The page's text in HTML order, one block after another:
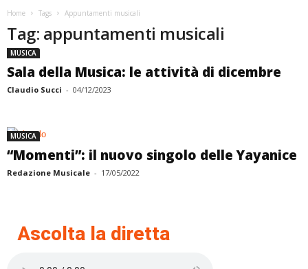
Home Tags Appuntamenti musicali
Tag: appuntamenti musicali
MUSICA
Sala della Musica: le attività di dicembre
Claudio Succi - 04/12/2023
MUSICA
“Momenti”: il nuovo singolo delle Yayanice
Redazione Musicale - 17/05/2022
Ascolta la diretta